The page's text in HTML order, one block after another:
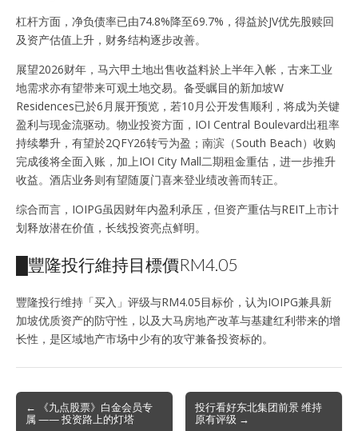
杠杆方面，净负债率已由74.8%降至69.7%，得益於JV优先股赎回
及资产估值上升，财务结构逐步改善。
展望2026财年，马六甲土地出售收益料於上半年入帐，古来工业
地需求亦有望带来可观土地交易。备受瞩目的新加坡W
Residences已於6月展开预览，若10月公开发售顺利，将成为关键
盈利与现金流驱动。物业投资方面，IOI Central Boulevard出租率
持续攀升，有望於2QFY26转亏为盈；南滨（South Beach）收购
完成後将全面入账，加上IOI City Mall二期租金重估，进一步推升
收益。酒店业务则有望随厦门喜来登业绩改善而转正。
综合而言，IOIPG虽因财年内盈利承压，但资产重估与REIT上市计
划释放潜在价值，长线投资亮点鲜明。
█豐隆投行維持目標價RM4.05
豐隆投行维持「买入」评级与RM4.05目标价，认为IOIPG兼具新
加坡优质资产的防守性，以及大马房地产改革与基建红利带来的增
长性，是区域地产市场中少有的攻守兼备投资标的。
navigation
← 《九点股票》白金会员专
属 —— 投资路上的灯塔
投行看好东北集团前景 维持
原有评级 →